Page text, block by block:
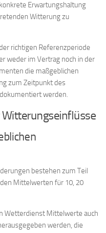
Erwartungshaltung
Witterung zu
richtigen Referenzperiode
weder im Vertrag noch in der
die maßgeblichen
zum Zeitpunkt des
werden.
bestehen zum Teil
Mittelwerten für 10, 20
Wetterdienst Mittelwerte auch
werden, die